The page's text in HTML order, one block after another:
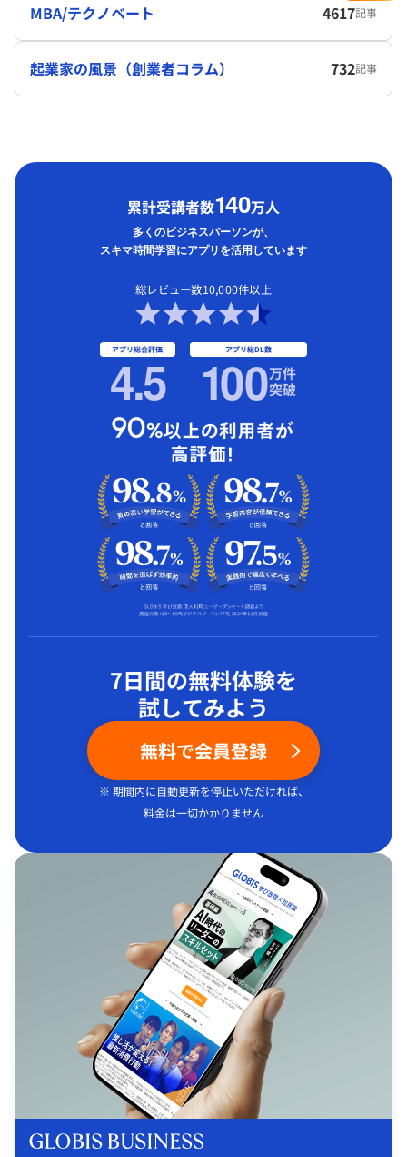
MBA/テクノベート 4617記事
起業家の風景（創業者コラム） 732記事
累計受講者数140万人
多くのビジネスパーソンが、
スキマ時間学習にアプリを活用しています
総レビュー数10,000件以上
アプリ総合評価
4.5 アプリ総DL数
100万件
突破
7日間の無料体験を
試してみよう
無料で会員登録
※ 期間内に自動更新を停止いただければ、
料金は一切かかりません